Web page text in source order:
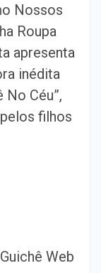
Nossos
Roupa
apresenta
inédita
No Céu”,
filhos
Web